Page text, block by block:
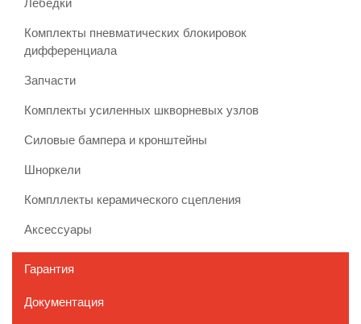
Комплекты пневматических блокировок
дифференциала
Запчасти
Комплекты усиленных шкворневых узлов
Силовые бампера и кронштейны
Шноркели
Компллекты керамического сцепления
Аксессуары
Гарантия
Документация